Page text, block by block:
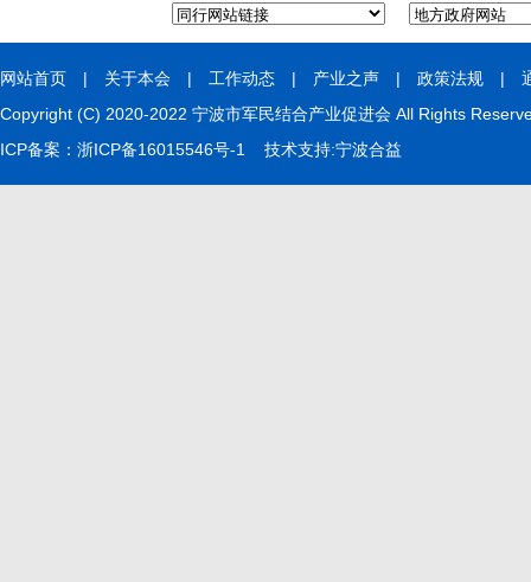
网站首页 | 关于本会 | 工作动态 | 产业之声 | 政策法规 |
Copyright (C) 2020-2022 宁波市军民结合产业促进会 All Rights
ICP备案： 浙ICP备16015546号-1 技术支持:宁波合益